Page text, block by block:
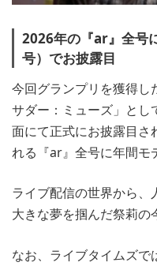
2026年の『ar』全号
号）でお披露目
今回グランプリを獲得
サダー：ミューズ」と
面にて正式にお披露目さ
れる『ar』全号に年間モ
ライブ配信の世界から、
大きな夢を掴んだ祭莉の
なお、ライブタイムズ